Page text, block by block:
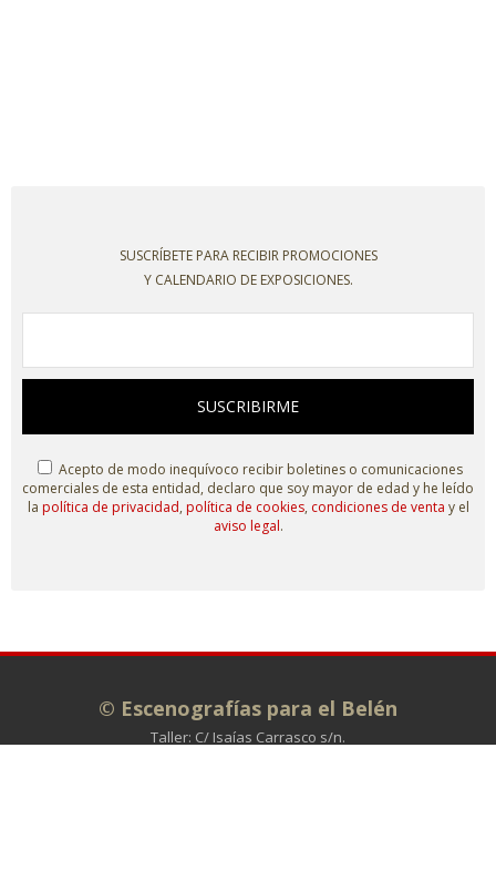
SUSCRÍBETE PARA RECIBIR PROMOCIONES
Y CALENDARIO DE EXPOSICIONES.
SUSCRIBIRME
Acepto de modo inequívoco recibir boletines o comunicaciones
comerciales de esta entidad, declaro que soy mayor de edad y he leído
la política de privacidad, política de cookies, condiciones de venta y el
aviso legal.
© Escenografías para el Belén
Taller: C/ Isaías Carrasco s/n.